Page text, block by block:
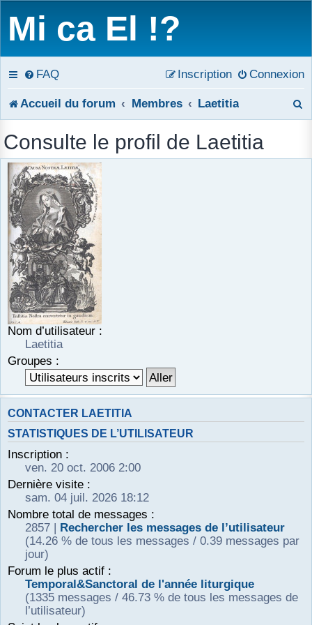
Mi ca El !?
FAQ Connexion
Inscription
Accueil du forum Membres Laetitia
Consulte le profil de Laetitia
Nom d’utilisateur :
Laetitia
Groupes :
CONTACTER LAETITIA
STATISTIQUES DE L’UTILISATEUR
Inscription :
ven. 20 oct. 2006 2:00
Dernière visite :
sam. 04 juil. 2026 18:12
Nombre total de messages :
2857 | Rechercher les messages de l’utilisateur
(14.26 % de tous les messages / 0.39 messages par
jour)
Forum le plus actif :
Temporal&Sanctoral de l'année liturgique
(1335 messages / 46.73 % de tous les messages de
l’utilisateur)